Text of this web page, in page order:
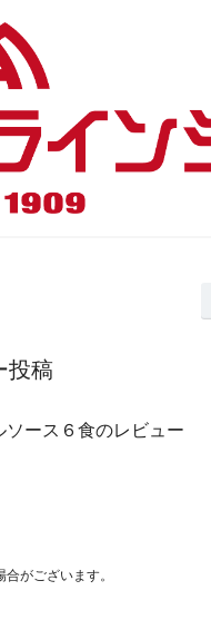
投稿
ソース６食のレビュー
がございます。